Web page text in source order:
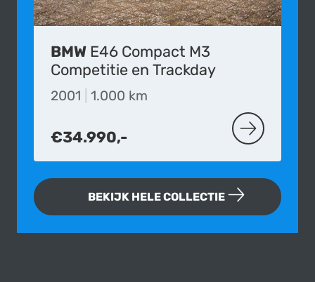
BMW E46 Compact M3
Competitie en Trackday
2001 1.000 km
€34.990,- MEER OVER
BEKIJK HELE COLLECTIE